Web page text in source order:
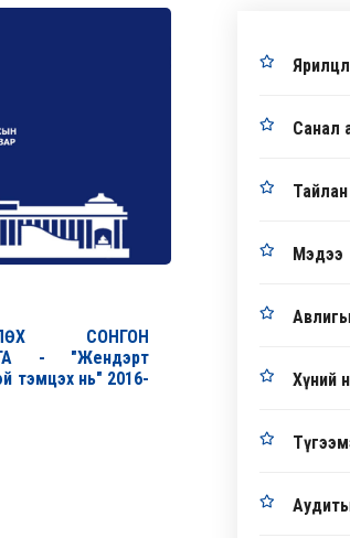
СОНГОН
- "Жендэрт
тэмцэх нь" 2016-
Санал
Мэдээ
Хүний